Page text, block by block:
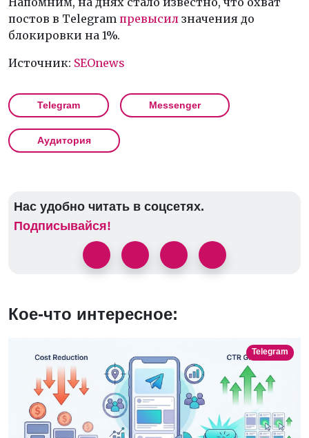
постов в Telegram превысил значения до
блокировки на 1%.
Источник: SEOnews
Telegram Messenger
Аудитория
Нас удобно читать в соцсетях.
Подписывайся!
Кое-что интересное:
Telegram